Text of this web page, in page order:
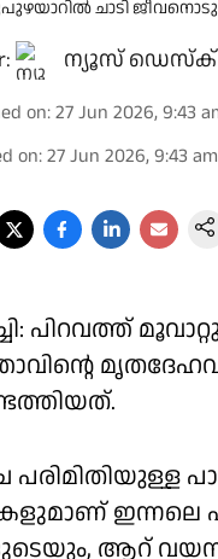
ചാടി
ന്യൂസ് ഡെസ്ക്
on:27 Jun 2026, 9:43
on:27 Jun 2026, 9:43 am
പിറവത്ത്
പരിമിതിയുള്ള
ഇന്നലെ
ആറ്